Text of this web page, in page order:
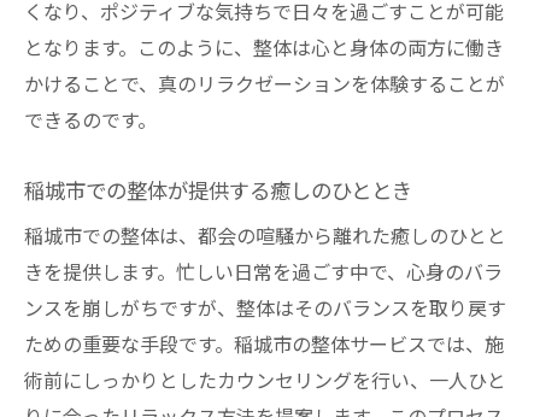
整体を通じて見つける身体の新たな魅力
稲城市で体験する整体のユニークな魅力
整体施術が導く心身の新たな発見
整体で得られる稲城市のリラックスタイム
整体が提供する究極のリラックスタイム
稲城市で整体がもたらす心地よい時間
整体施術で味わう至福のひととき
身体を休める整体の贅沢な時間
稲城市の整体で心からのリラックスを
くなり、ポジティブな気持ちで日々を過ごすことが可能
となります。このように、整体は心と身体の両方に働き
かけることで、真のリラクゼーションを体験することが
できるのです。
稲城市での整体が提供する癒しのひととき
稲城市での整体は、都会の喧騒から離れた癒しのひとと
きを提供します。忙しい日常を過ごす中で、心身のバラ
ンスを崩しがちですが、整体はそのバランスを取り戻す
ための重要な手段です。稲城市の整体サービスでは、施
術前にしっかりとしたカウンセリングを行い、一人ひと